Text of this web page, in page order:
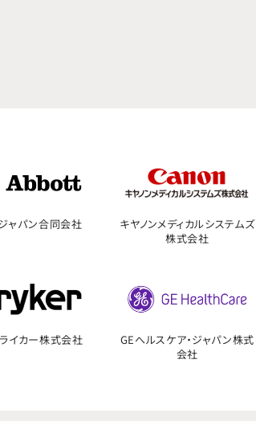
ャパン合同会社
キヤノンメディカルシステムズ
株式会社
イカー株式会社
GEへルスケア・ジャパン株式
会社